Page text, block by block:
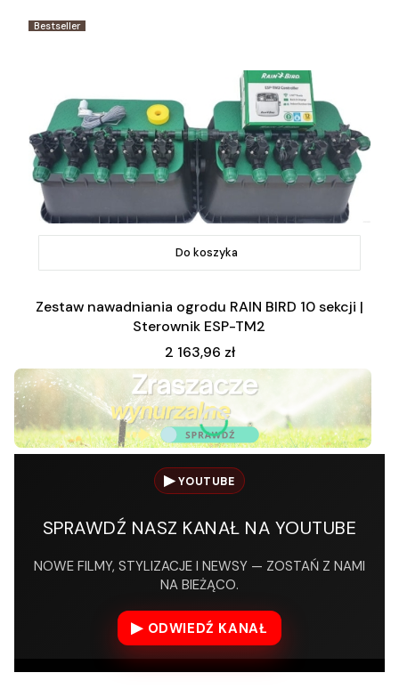
Bestseller
Do koszyka
Zestaw nawadniania ogrodu RAIN BIRD 10 sekcji |
Sterownik ESP-TM2
Cena
2 163,96 zł
Naciśnij Enter lub spację, aby otworzyć stronę.
▶YOUTUBE
SPRAWDŹ NASZ KANAŁ NA YOUTUBE
NOWE FILMY, STYLIZACJE I NEWSY — ZOSTAŃ Z NAMI
NA BIEŻĄCO.
▶ ODWIEDŹ KANAŁ